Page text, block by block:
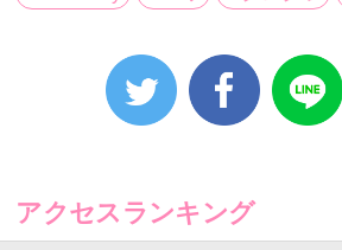
の知名度と人気を大きく高めたガー
ラ」を次期作に選択した。
ラ』への出演を決めた」とし「多く
ールが来たが、本人が最も愛着があ
アクセスランキング